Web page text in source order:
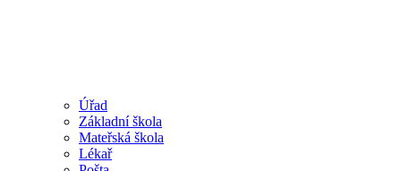
Úřad
Základní škola
Mateřská škola
Lékař